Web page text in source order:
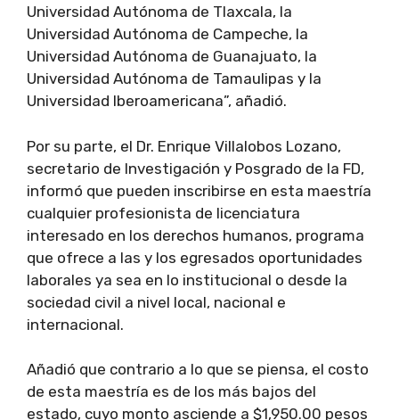
Universidad Autónoma de Tlaxcala, la
Universidad Autónoma de Campeche, la
Universidad Autónoma de Guanajuato, la
Universidad Autónoma de Tamaulipas y la
Universidad Iberoamericana”, añadió.
Por su parte, el Dr. Enrique Villalobos Lozano,
secretario de Investigación y Posgrado de la FD,
informó que pueden inscribirse en esta maestría
cualquier profesionista de licenciatura
interesado en los derechos humanos, programa
que ofrece a las y los egresados oportunidades
laborales ya sea en lo institucional o desde la
sociedad civil a nivel local, nacional e
internacional.
Añadió que contrario a lo que se piensa, el costo
de esta maestría es de los más bajos del
estado, cuyo monto asciende a $1,950.00 pesos